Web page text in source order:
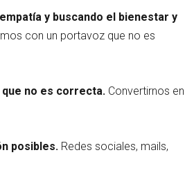
y buscando el bienestar y
con un portavoz que no es
no es correcta. Convertirnos en
posibles. Redes sociales, mails,